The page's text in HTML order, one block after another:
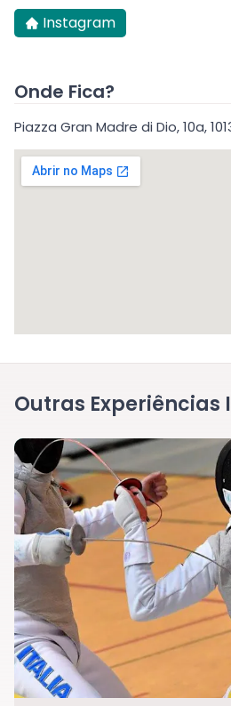
Instagram
Onde Fica?
Piazza Gran Madre di Dio, 10a,
Outras Experiências